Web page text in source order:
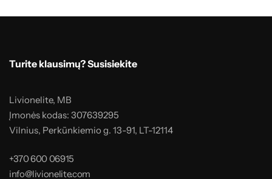
Turite klausimų? Susisiekite
Livionelite, MB
Įmonės kodas: 307639295
Vilnius, Perkūnkiemio g. 13-91, LT-12114
+370 600 06915
info@livionelite.com